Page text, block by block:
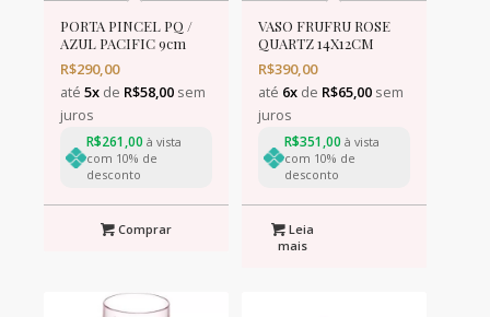
PORTA PINCEL PQ /
AZUL PACIFIC 9cm
R$290,00
até 5xde R$58,00sem
juros
R$261,00 à vista
com 10% de
desconto
Comprar
VASO FRUFRU ROSE
QUARTZ 14X12CM
R$390,00
até 6xde R$65,00sem
juros
R$351,00 à vista
com 10% de
desconto
Leia
mais